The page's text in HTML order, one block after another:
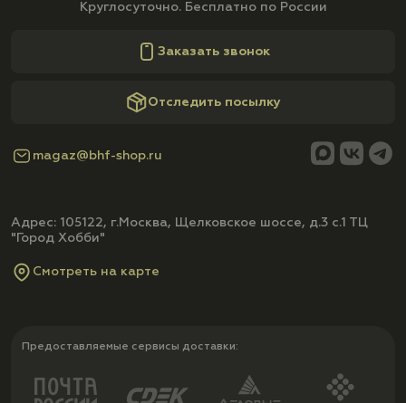
Круглосуточно. Бесплатно по России
Заказать звонок
Отследить посылку
magaz@bhf-shop.ru
Адрес: 105122, г.Москва, Щелковское шоссе, д.3 с.1 ТЦ
"Город Хобби"
Смотреть на карте
Предоставляемые сервисы доставки: